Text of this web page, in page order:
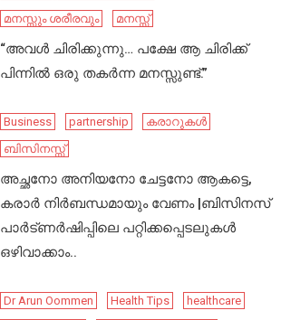
മനസ്സും ശരീരവും
മനസ്സ്
“അവൾ ചിരിക്കുന്നു… പക്ഷേ ആ ചിരിക്ക്
പിന്നിൽ ഒരു തകർന്ന മനസ്സുണ്ട്.”
Business partnership
കരാറുകൾ
ബിസിനസ്സ്
അച്ഛനോ അനിയനോ ചേട്ടനോ ആകട്ടെ,
കരാർ നിർബന്ധമായും വേണം |ബിസിനസ്
പാർട്ണർഷിപ്പിലെ പറ്റിക്കപ്പെടലുകൾ
ഒഴിവാക്കാം..
Dr Arun Oommen Health Tips
healthcare